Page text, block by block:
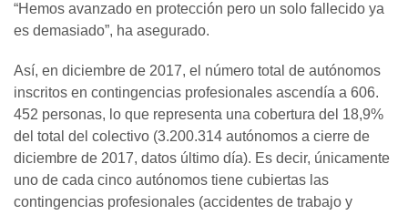
“Hemos avanzado en protección pero un solo fallecido ya
es demasiado”, ha asegurado.
Así, en diciembre de 2017, el número total de autónomos
inscritos en contingencias profesionales ascendía a 606.
452 personas, lo que representa una cobertura del 18,9%
del total del colectivo (3.200.314 autónomos a cierre de
diciembre de 2017, datos último día). Es decir, únicamente
uno de cada cinco autónomos tiene cubiertas las
contingencias profesionales (accidentes de trabajo y